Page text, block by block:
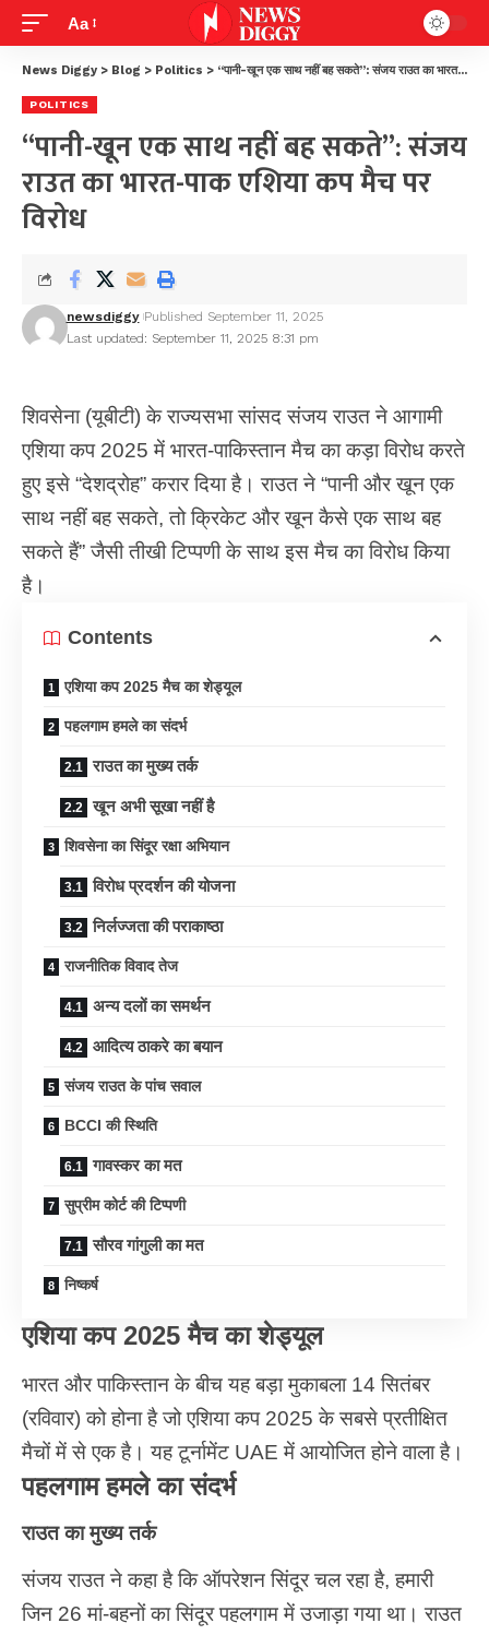
Aa
News Diggy > Blog > Politics > “पानी-खून एक साथ नहीं बह सकते”: संजय राउत का भारत-पाक एशिया कप मैच पर विरोध
POLITICS
“पानी-खून एक साथ नहीं बह सकते”: संजय
राउत का भारत-पाक एशिया कप मैच पर
विरोध
Last updated: September 11, 2025 8:31 pm
newsdiggy Published September 11, 2025
शिवसेना (यूबीटी) के राज्यसभा सांसद संजय राउत ने आगामी
एशिया कप 2025 में भारत-पाकिस्तान मैच का कड़ा विरोध करते
हुए इसे “देशद्रोह” करार दिया है। राउत ने “पानी और खून एक
साथ नहीं बह सकते, तो क्रिकेट और खून कैसे एक साथ बह
सकते हैं” जैसी तीखी टिप्पणी के साथ इस मैच का विरोध किया
है।
Contents
एशिया कप 2025 मैच का शेड्यूल
पहलगाम हमले का संदर्भ
राउत का मुख्य तर्क
खून अभी सूखा नहीं है
शिवसेना का सिंदूर रक्षा अभियान
विरोध प्रदर्शन की योजना
निर्लज्जता की पराकाष्ठा
राजनीतिक विवाद तेज
अन्य दलों का समर्थन
आदित्य ठाकरे का बयान
संजय राउत के पांच सवाल
BCCI की स्थिति
गावस्कर का मत
सुप्रीम कोर्ट की टिप्पणी
सौरव गांगुली का मत
निष्कर्ष
एशिया कप 2025 मैच का शेड्यूल
भारत और पाकिस्तान के बीच यह बड़ा मुकाबला 14 सितंबर
(रविवार) को होना है जो एशिया कप 2025 के सबसे प्रतीक्षित
मैचों में से एक है। यह टूर्नामेंट UAE में आयोजित होने वाला है।
पहलगाम हमले का संदर्भ
राउत का मुख्य तर्क
संजय राउत ने कहा है कि ऑपरेशन सिंदूर चल रहा है, हमारी
जिन 26 मां-बहनों का सिंदूर पहलगाम में उजाड़ा गया था। राउत